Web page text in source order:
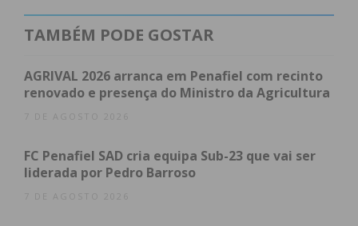
1965 a telescola iniciou os seus programas nos
estúdios do Porto e, dos arquivos da RTP, consta o
Paços de Ferreira, gravado nas aulas de
Matemática e Ciências.
TAMBÉM PODE GOSTAR
AGRIVAL 2026 arranca em Penafiel com recinto
renovado e presença do Ministro da Agricultura
7 DE AGOSTO 2026
FC Penafiel SAD cria equipa Sub-23 que vai ser
liderada por Pedro Barroso
7 DE AGOSTO 2026